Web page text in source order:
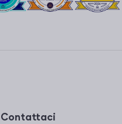
Contattaci